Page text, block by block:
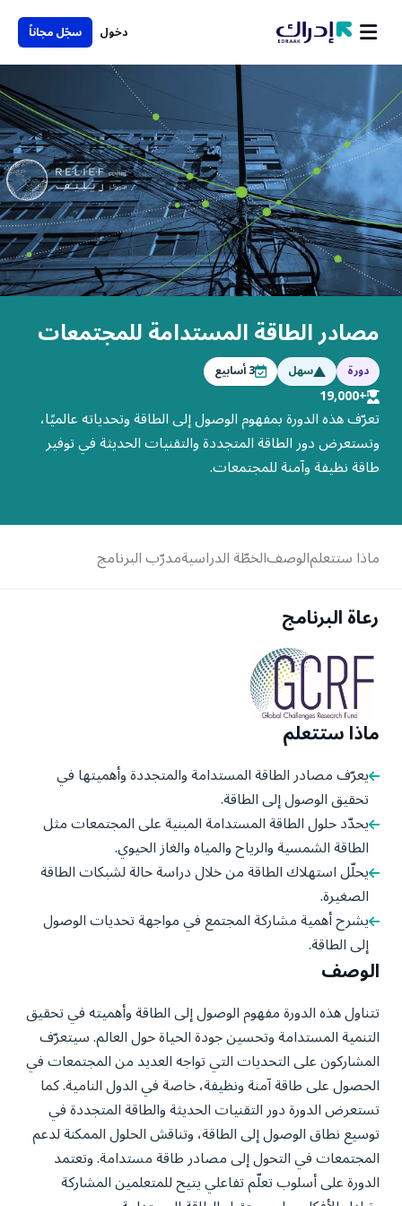
دخول سجّل مجاناً
مصادر الطاقة المستدامة للمجتمعات
دورة سهل 3أسابيع
+19,000
تعرّف هذه الدورة بمفهوم الوصول إلى الطاقة وتحدياته عالميًا،
وتستعرض دور الطاقة المتجددة والتقنيات الحديثة في توفير
طاقة نظيفة وآمنة للمجتمعات.
ماذا ستتعلمالوصفالخطّة الدراسيةمدرّب البرنامج
رعاة البرنامج
ماذا ستتعلم
يعرّف مصادر الطاقة المستدامة والمتجددة وأهميتها في
تحقيق الوصول إلى الطاقة.
يحدّد حلول الطاقة المستدامة المبنية على المجتمعات مثل
الطاقة الشمسية والرياح والمياه والغاز الحيوي.
يحلّل استهلاك الطاقة من خلال دراسة حالة لشبكات الطاقة
الصغيرة.
يشرح أهمية مشاركة المجتمع في مواجهة تحديات الوصول
إلى الطاقة.
الوصف
تتناول هذه الدورة مفهوم الوصول إلى الطاقة وأهميته في تحقيق
التنمية المستدامة وتحسين جودة الحياة حول العالم. سيتعرّف
المشاركون على التحديات التي تواجه العديد من المجتمعات في
الحصول على طاقة آمنة ونظيفة، خاصة في الدول النامية. كما
تستعرض الدورة دور التقنيات الحديثة والطاقة المتجددة في
توسيع نطاق الوصول إلى الطاقة، وتناقش الحلول الممكنة لدعم
المجتمعات في التحول إلى مصادر طاقة مستدامة. وتعتمد
الدورة على أسلوب تعلّم تفاعلي يتيح للمتعلمين المشاركة